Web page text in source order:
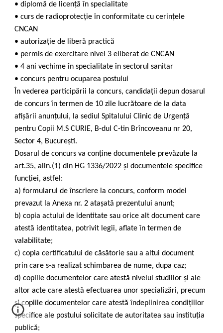
• diplomă de licență în specialitate
• curs de radioprotecție în conformitate cu cerințele
CNCAN
• autorizație de liberă practică
• permis de exercitare nivel 3 eliberat de CNCAN
• 4 ani vechime în specialitate în sectorul sanitar
• concurs pentru ocuparea postului
În vederea participării la concurs, candidații depun dosarul
de concurs în termen de 10 zile lucrătoare de la data
afișării anunțului, la sediul Spitalului Clinic de Urgență
pentru Copii M.S CURIE, B-dul C-tin Brîncoveanu nr 20,
Sector 4, București.
Dosarul de concurs va conține documentele prevăzute la
art.35, alin.(1) din HG 1336/2022 și documentele specifice
funcției, astfel:
a) formularul de înscriere la concurs, conform model
prevazut la Anexa nr. 2 atașată prezentului anunt;
b) copia actului de identitate sau orice alt document care
atestă identitatea, potrivit legii, aflate în termen de
valabilitate;
c) copia certificatului de căsătorie sau a altui document
prin care s-a realizat schimbarea de nume, dupa caz;
d) copiile documentelor care atestă nivelul studiilor și ale
altor acte care atestă efectuarea unor specializări, precum
și copiile documentelor care atestă îndeplinirea condițiilor
specifice ale postului solicitate de autoritatea sau instituția
publică;